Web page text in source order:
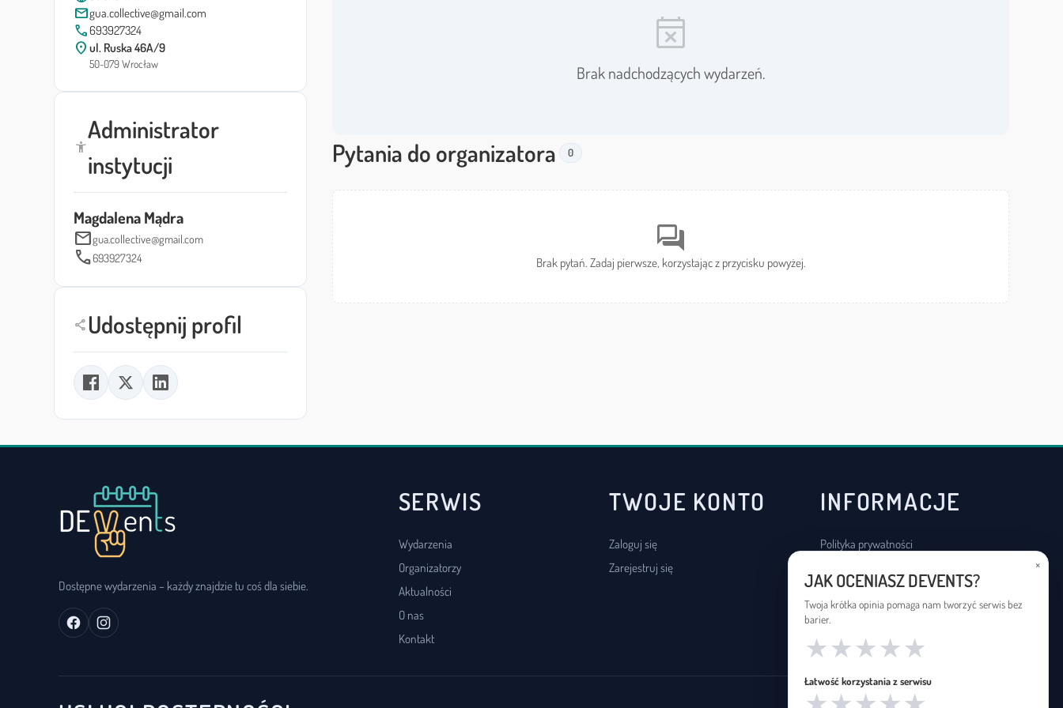
mailgua.collective@gmail.com
call 693927324
location_on ul. Ruska 46A/9
50-079 Wrocław
accessibility_new
Administrator
instytucji
Magdalena Mądra
mailgua.collective@gmail.com
call693927324
shareUdostępnij profil
event_busy
Brak nadchodzących wydarzeń.
Pytania do organizatora 0
forum
Brak pytań. Zadaj pierwsze, korzystając z przycisku powyżej.
Dostępne wydarzenia – każdy znajdzie tu coś dla siebie.
SERWIS
Wydarzenia
Organizatorzy
Aktualności
O nas
Kontakt
TWOJE KONTO
Zaloguj się
Zarejestruj się
INFORMACJE
Polityka prywatności
Deklaracja dostępności
×
JAK OCENIASZ DEVENTS?
Twoja krótka opinia pomaga nam tworzyć serwis bez
barier.
★
★
★
★
★
Łatwość korzystania z serwisu